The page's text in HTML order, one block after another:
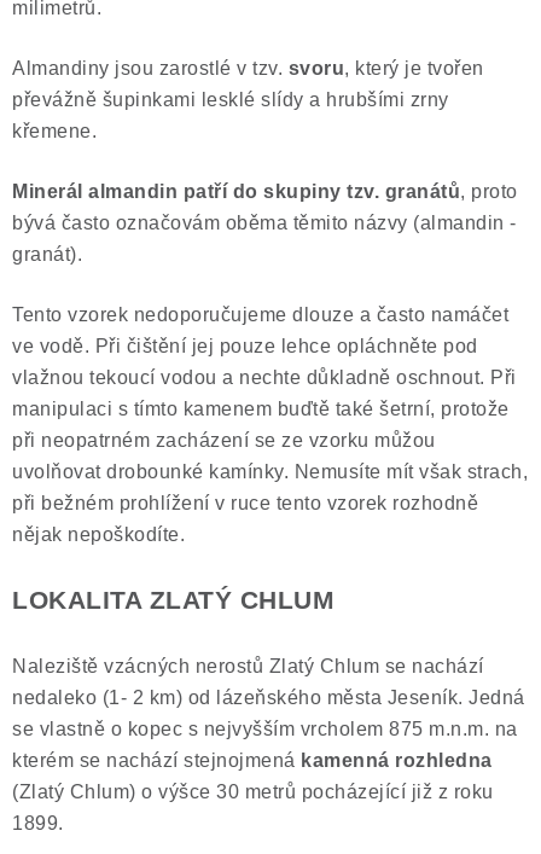
milimetrů.
Almandiny jsou zarostlé v tzv. svoru, který je tvořen
převážně šupinkami lesklé slídy a hrubšími zrny
křemene.
Minerál almandin patří do skupiny tzv. granátů, proto
bývá často označovám oběma těmito názvy (almandin -
granát).
Tento vzorek nedoporučujeme dlouze a často namáčet
ve vodě. Při čištění jej pouze lehce opláchněte pod
vlažnou tekoucí vodou a nechte důkladně oschnout. Při
manipulaci s tímto kamenem buďtě také šetrní, protože
při neopatrném zacházení se ze vzorku můžou
uvolňovat drobounké kamínky. Nemusíte mít však strach,
při bežném prohlížení v ruce tento vzorek rozhodně
nějak nepoškodíte.
LOKALITA ZLATÝ CHLUM
Naleziště vzácných nerostů Zlatý Chlum se nachází
nedaleko (1- 2 km) od lázeňského města Jeseník. Jedná
se vlastně o kopec s nejvyšším vrcholem 875 m.n.m. na
kterém se nachází stejnojmená kamenná rozhledna
(Zlatý Chlum) o výšce 30 metrů pocházející již z roku
1899.